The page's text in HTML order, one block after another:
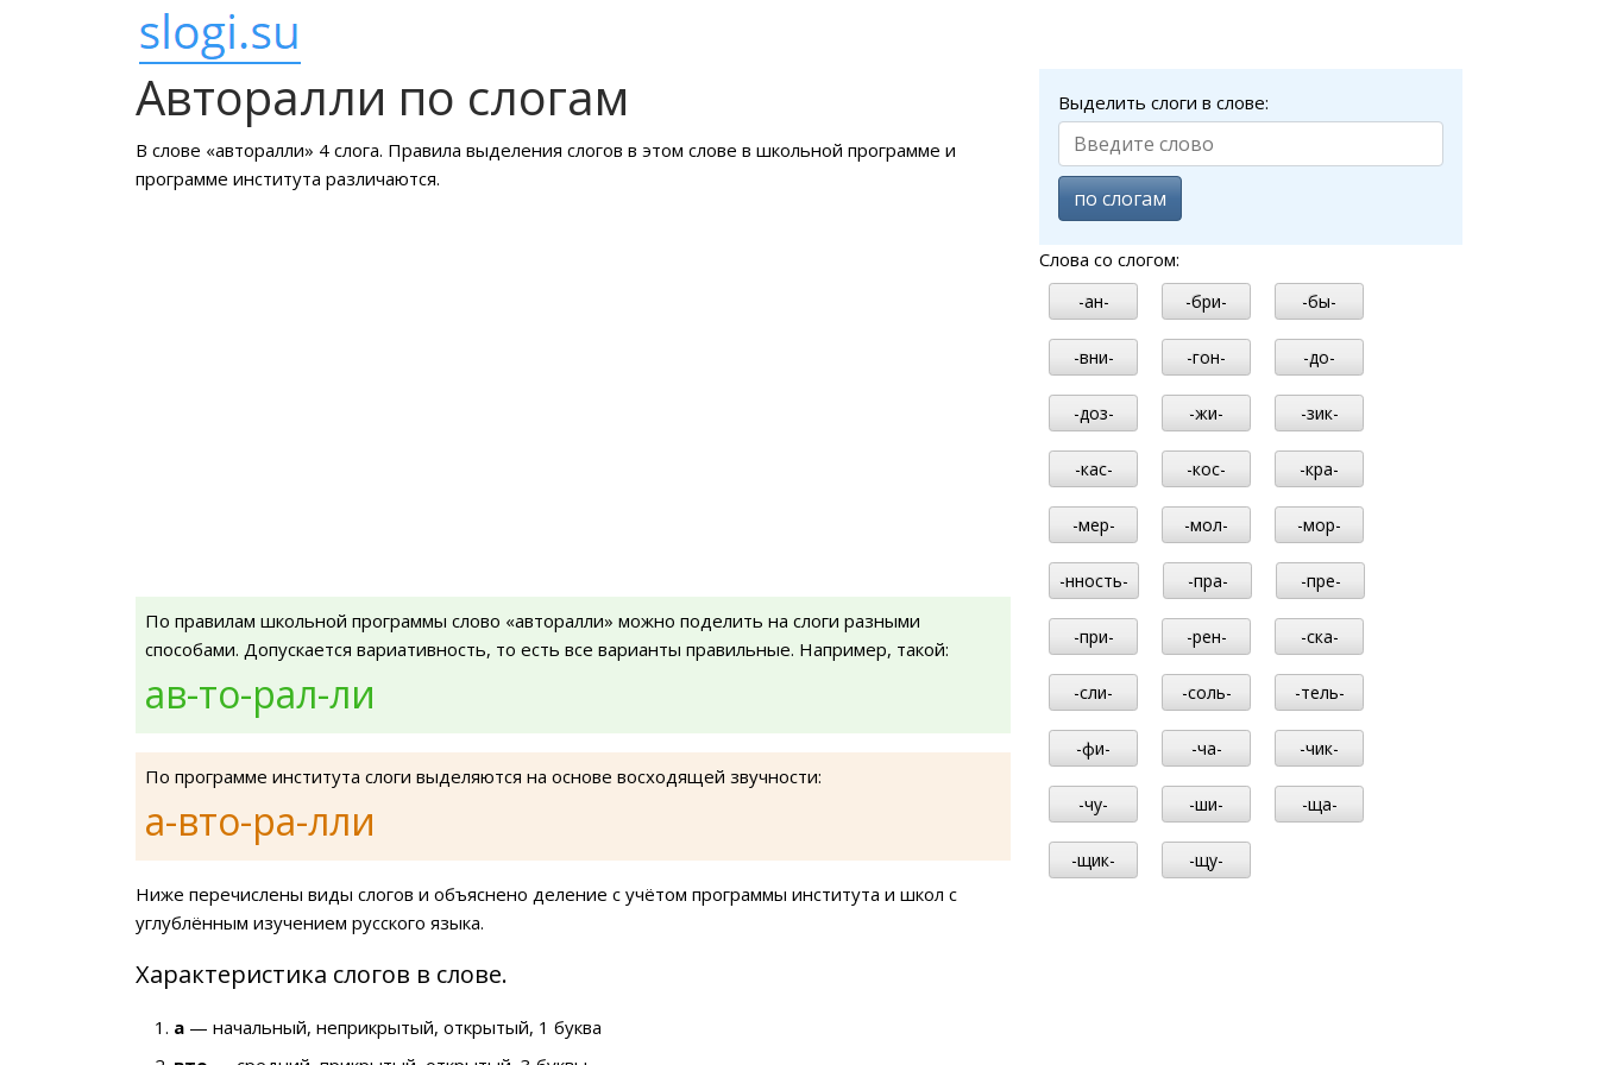
Авторалли по слогам
В слове «авторалли» 4 слога. Правила выделения слогов в этом слове в школьной программе и
программе института различаются.
По правилам школьной программы слово «авторалли» можно поделить на слоги разными
способами. Допускается вариативность, то есть все варианты правильные. Например, такой:
ав-то-рал-ли
По программе института слоги выделяются на основе восходящей звучности:
а-вто-ра-лли
Ниже перечислены виды слогов и объяснено деление с учётом программы института и школ с
углублённым изучением русского языка.
Характеристика слогов в слове.
а — начальный, неприкрытый, открытый, 1 буква
Выделить слоги в слове:
по слогам
Слова со слогом:
-ан- -бри- -бы-
-вни- -гон- -до-
-доз- -жи- -зик-
-кас- -кос- -кра-
-мер- -мол- -мор-
-нность- -пра- -пре-
-при- -рен- -ска-
-сли- -соль- -тель-
-фи- -ча- -чик-
-чу- -ши- -ща-
-щик- -щу-